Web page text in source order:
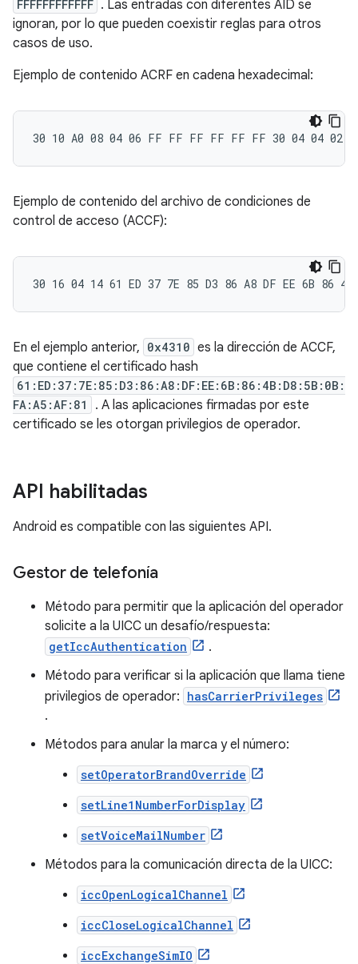
FFFFFFFFFFFF . Las entradas con diferentes AID se
ignoran, por lo que pueden coexistir reglas para otros
casos de uso.
Ejemplo de contenido ACRF en cadena hexadecimal:
Ejemplo de contenido del archivo de condiciones de
control de acceso (ACCF):
En el ejemplo anterior, 0x4310 es la dirección de ACCF,
que contiene el certificado hash
61:ED:37:7E:85:D3:86:A8:DF:EE:6B:86:4B:D8:5B:0B:
FA:A5:AF:81
. A las aplicaciones firmadas por este
certificado se les otorgan privilegios de operador.
API habilitadas
Android es compatible con las siguientes API.
Gestor de telefonía
Método para permitir que la aplicación del operador
solicite a la UICC un desafío/respuesta:
getIccAuthentication
.
Método para verificar si la aplicación que llama tiene
privilegios de operador: hasCarrierPrivileges
.
Métodos para anular la marca y el número:
setOperatorBrandOverride
setLine1NumberForDisplay
setVoiceMailNumber
Métodos para la comunicación directa de la UICC:
iccOpenLogicalChannel
iccCloseLogicalChannel
iccExchangeSimIO